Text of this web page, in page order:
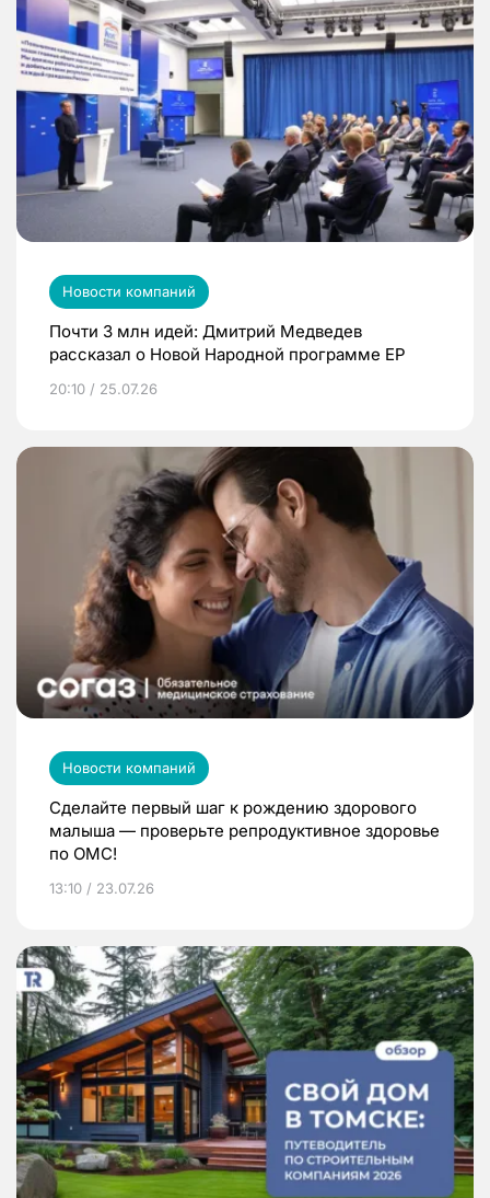
Новости компаний
Почти 3 млн идей: Дмитрий Медведев
рассказал о Новой Народной программе ЕР
20:10 / 25.07.26
Новости компаний
Сделайте первый шаг к рождению здорового
малыша — проверьте репродуктивное здоровье
по ОМС!
13:10 / 23.07.26